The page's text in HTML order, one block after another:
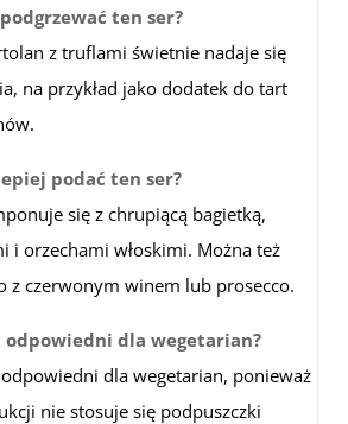
ten ser?
z truflami świetnie nadaje się
na przykład jako dodatek do tart
podać ten ser?
się z chrupiącą bagietką,
i orzechami włoskimi. Można też
z czerwonym winem lub prosecco.
odpowiedni dla wegetarian?
dla wegetarian, ponieważ
nie stosuje się podpuszczki